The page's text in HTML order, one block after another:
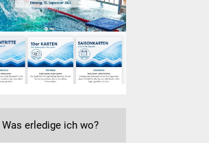
Was erledige ich wo
Dienstleistungen
Lebenslagen
Was erledige ich wo?